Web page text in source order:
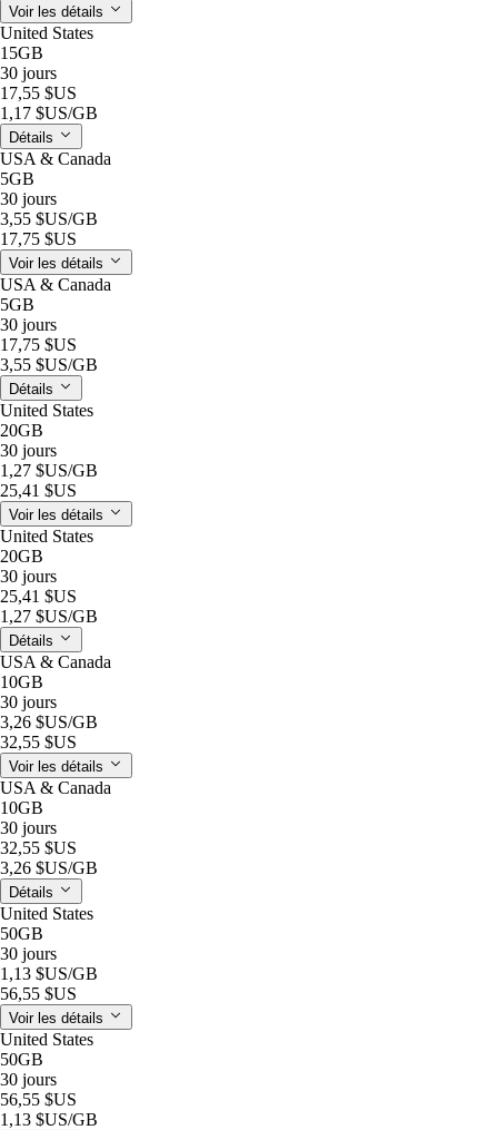
Voir les détails
United States
15GB
30 jours
17,55 $US
1,17 $US/GB
Détails
USA & Canada
5GB
30 jours
3,55 $US/GB
17,75 $US
Voir les détails
USA & Canada
5GB
30 jours
17,75 $US
3,55 $US/GB
Détails
United States
20GB
30 jours
1,27 $US/GB
25,41 $US
Voir les détails
United States
20GB
30 jours
25,41 $US
1,27 $US/GB
Détails
USA & Canada
10GB
30 jours
3,26 $US/GB
32,55 $US
Voir les détails
USA & Canada
10GB
30 jours
32,55 $US
3,26 $US/GB
Détails
United States
50GB
30 jours
1,13 $US/GB
56,55 $US
Voir les détails
United States
50GB
30 jours
56,55 $US
1,13 $US/GB